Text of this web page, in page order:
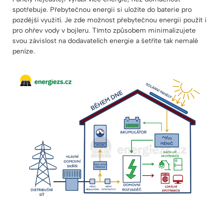
spotřebuje. Přebytečnou energii si uložíte do baterie pro
pozdější využití. Je zde možnost přebytečnou energii použít i
pro ohřev vody v bojleru. Tímto způsobem minimalizujete
svou závislost na dodavatelích energie a šetříte tak nemalé
peníze.